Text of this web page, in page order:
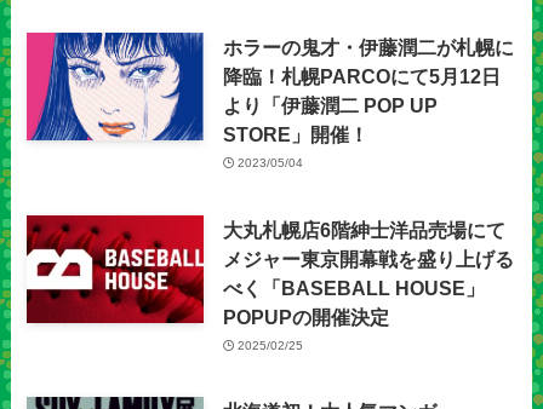
ホラーの鬼才・伊藤潤二が札幌に
降臨！札幌PARCOにて5月12日
より「伊藤潤二 POP UP
STORE」開催！
2023/05/04
大丸札幌店6階紳士洋品売場にて
メジャー東京開幕戦を盛り上げる
べく「BASEBALL HOUSE」
POPUPの開催決定
2025/02/25